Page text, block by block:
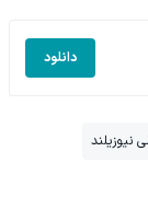
دانلود
نیوزیلند